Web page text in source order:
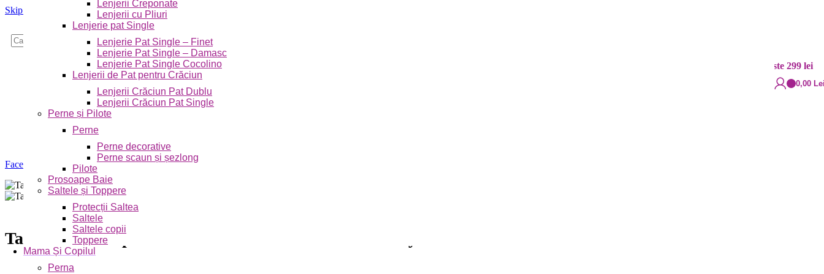
Skip to navigation Skip to main content
Caută
Cost: 20 lei și gratuit peste 299 lei
Lenjerii Creponate
Lenjerii cu Pliuri
Lenjerie pat Single
Lenjerie Pat Single – Finet
Lenjerie Pat Single – Damasc
Lenjerie Pat Single Cocolino
Lenjerii de Pat pentru Crăciun
Lenjerii Crăciun Pat Dublu
Lenjerii Crăciun Pat Single
Perne și Pilote
Perne
Perne decorative
Perne scaun și șezlong
Pilote
Prosoape Baie
Saltele și Toppere
Protecții Saltea
Saltele
Saltele copii
Toppere
Mama Și Copilul
Perna
0,00
Faceți click pentru a mări
Tavita mot cu 6 piese si fundite cu buline, Bleu – Mickey Mouse 35×20 cm TMB25